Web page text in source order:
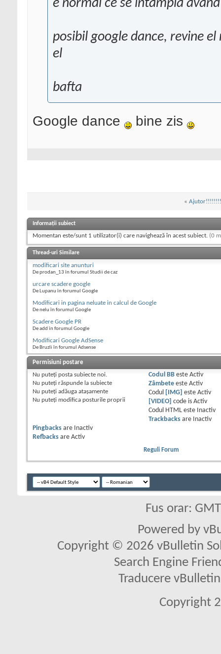
e normal ce se intampla
posibil google dance, revine
el
bafta
Google dance bine zis
«
Informații subiect
Momentan este/sunt 1 utilizator(i) care navighează în acest subiect. (0
Thread-uri Similare
modificari site anunturi
De prodan_13 în forumul Studii de caz
urcare scadere google
De Lupanu în forumul Google
Modificari in pagina neluate in calcul de Google
De nelu în forumul Google
Scadere Google PR
De add în forumul Google
Modificari Google AdSense
De Bruzli în forumul Adsense
Permisiuni postare
Nu puteţi posta subiecte noi.
Nu puteţi răspunde la subiecte
Nu puteţi adăuga ataşamente
Nu puteţi modifica posturile proprii
Codul BBeste Activ
Zâmbeteeste Activ
Codul
[IMG] este Activ
[VIDEO] code is Activ
Codul HTML este
Inactiv
Trackbacksare
Inactiv
Pingbacks are
Inactiv
Refbacks are Activ
Reguli Forum
Fus orar:
Powered by
Copyright © 2026 vBulletin
Search Engine
Traducere
Copyright